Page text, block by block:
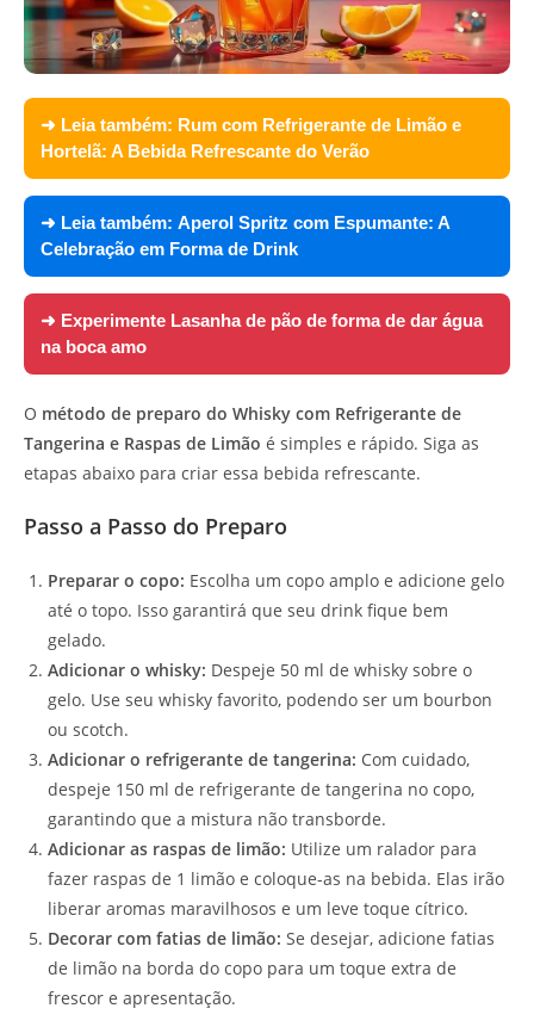
➜ Leia também: Rum com Refrigerante de Limão e
Hortelã: A Bebida Refrescante do Verão
➜ Leia também: Aperol Spritz com Espumante: A
Celebração em Forma de Drink
➜ Experimente Lasanha de pão de forma de dar água
na boca amo
O método de preparo do Whisky com Refrigerante de
Tangerina e Raspas de Limão é simples e rápido. Siga as
etapas abaixo para criar essa bebida refrescante.
Passo a Passo do Preparo
Preparar o copo: Escolha um copo amplo e adicione gelo
até o topo. Isso garantirá que seu drink fique bem
gelado.
Adicionar o whisky: Despeje 50 ml de whisky sobre o
gelo. Use seu whisky favorito, podendo ser um bourbon
ou scotch.
Adicionar o refrigerante de tangerina: Com cuidado,
despeje 150 ml de refrigerante de tangerina no copo,
garantindo que a mistura não transborde.
Adicionar as raspas de limão: Utilize um ralador para
fazer raspas de 1 limão e coloque-as na bebida. Elas irão
liberar aromas maravilhosos e um leve toque cítrico.
Decorar com fatias de limão: Se desejar, adicione fatias
de limão na borda do copo para um toque extra de
frescor e apresentação.